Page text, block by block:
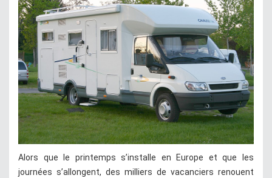
Alors que le printemps s’installe en Europe et que les
journées s’allongent, des milliers de vacanciers renouent